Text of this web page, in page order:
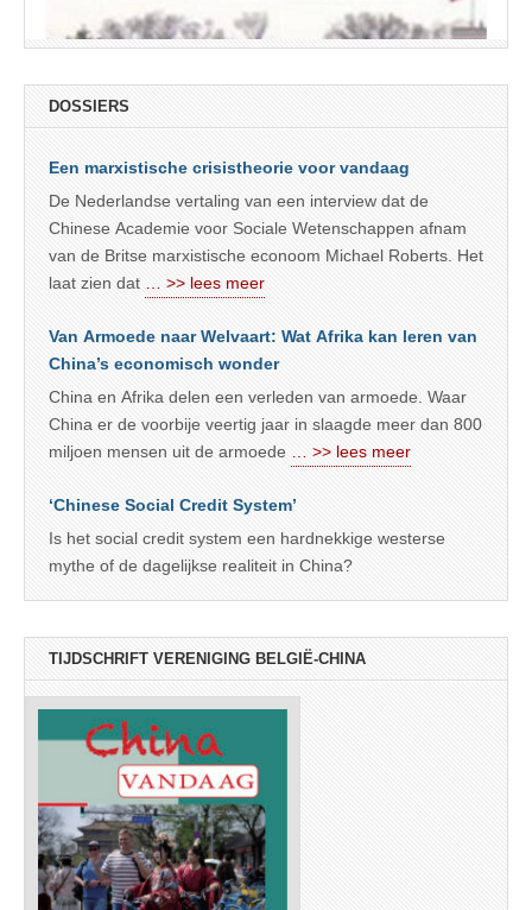
DOSSIERS
Een marxistische crisistheorie voor vandaag
De Nederlandse vertaling van een interview dat de
Chinese Academie voor Sociale Wetenschappen afnam
van de Britse marxistische econoom Michael Roberts. Het
laat zien dat
… >> lees meer
Van Armoede naar Welvaart: Wat Afrika kan leren van
China’s economisch wonder
China en Afrika delen een verleden van armoede. Waar
China er de voorbije veertig jaar in slaagde meer dan 800
miljoen mensen uit de armoede
… >> lees meer
‘Chinese Social Credit System’
Is het social credit system een hardnekkige westerse
mythe of de dagelijkse realiteit in China?
TIJDSCHRIFT VERENIGING BELGIË-CHINA